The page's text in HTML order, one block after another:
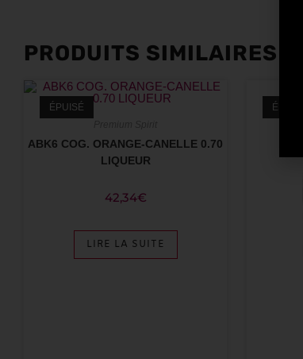
PRODUITS SIMILAIRES
ÉPUISÉ
ABK6 COG. ORANGE-CANELLE 0.70
LIQUEUR
42,34€
LIRE LA SUITE
ÉPUISÉ